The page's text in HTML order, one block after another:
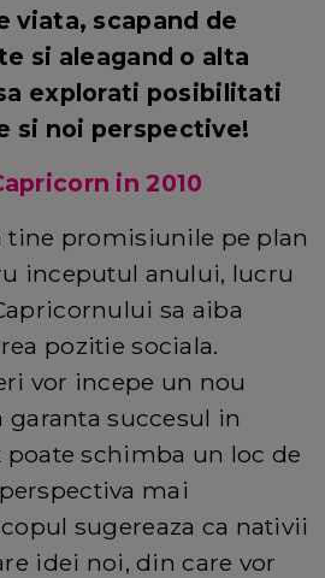
viata, scapand de
si aleagand o alta
explorati posibilitati
si noi perspective!
in 2010
tine promisiunile pe plan
inceputul anului, lucru
sa aiba
pozitie sociala.
vor incepe un nou
garanta succesul in
schimba un loc de
mai
sugereaza ca nativii
idei noi, din care vor